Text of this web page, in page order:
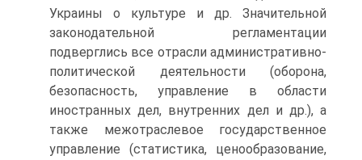
Украины о культуре и др. Значительной
законодательной регламентации
подверглись все отрасли административно-
политической деятельности (оборона,
безопасность, управление в области
иностранных дел, внутренних дел и др.), а
также межотраслевое государственное
управление (статистика, ценообразование,